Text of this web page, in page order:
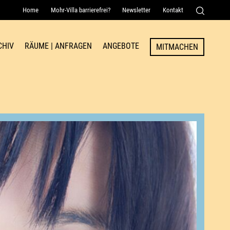
Home Mohr-Villa barrierefrei? Newsletter Kontakt
Senden
RÄUME | ANFRAGEN ANGEBOTE MITMACHEN